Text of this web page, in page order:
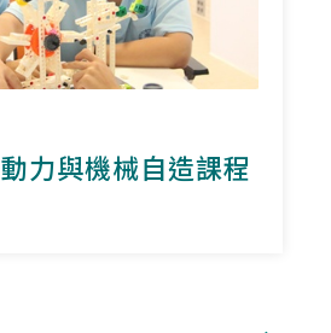
動力與機械自造課程